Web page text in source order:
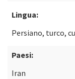
Lingua:
Persiano, turco,
Paesi:
Iran